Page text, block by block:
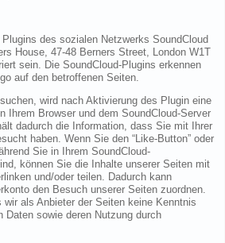
des sozialen Netzwerks SoundCloud
House, 47-48 Berners Street, London W1T
sein. Die SoundCloud-Plugins erkennen
auf den betroffenen Seiten.
wird nach Aktivierung des Plugin eine
Ihrem Browser und dem SoundCloud-Server
dadurch die Information, dass Sie mit Ihrer
haben. Wenn Sie den “Like-Button” oder
Sie in Ihrem SoundCloud-
können Sie die Inhalte unserer Seiten mit
und/oder teilen. Dadurch kann
den Besuch unserer Seiten zuordnen.
als Anbieter der Seiten keine Kenntnis
Daten sowie deren Nutzung durch